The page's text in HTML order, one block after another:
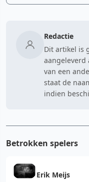
Redactie
Dit artikel is
aangeleverd
van een
staat de
indien
Betrokken spelers
Erik Meijs